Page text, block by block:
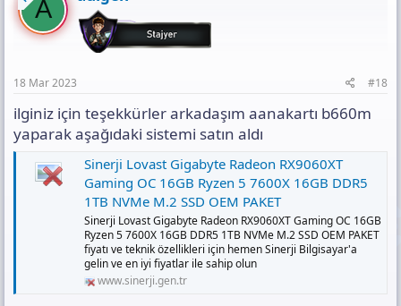
Anakart fiyatları için 6 taksit ve indirimleri kaçırma!
Gigabyte B450M K AMD AM4 DDR4 Micro ATX Anakart
özelliklerini incele, 1.899,00 TL'den başlayan fırsatları
yakala!
N3070EAGLE-8GD 256 Bit GDDR6 8 GB
Ekran Kartı Fiyatları, Özellikleri ve Yorumları
| En Ucuzu Akakçe
En ucuz Gigabyte RTX 3070 Eagle 8G GV-N3070EAGLE-
8GD 256 Bit GDDR6 8 GB Ekran Kartı fiyatları için 6
taksit ve indirimleri kaçırma! Gigabyte RTX 3070 Eagle
8G GV-N3070EAGLE-8GD 256 Bit GDDR6 8 GB Ekran
Kartı özelliklerini incele, 18.399,00 TL'den başlayan
fırsatları yakala!
www.akakce.com
A
18 Mar 2023 #18
ilginiz için teşekkürler arkadaşım aanakartı b660m
yaparak aşağıdaki sistemi satın aldı
Sinerji Lovast Gigabyte Radeon RX9060XT
Gaming OC 16GB Ryzen 5 7600X 16GB DDR5
1TB NVMe M.2 SSD OEM PAKET
Sinerji Lovast Gigabyte Radeon RX9060XT Gaming OC 16GB
Ryzen 5 7600X 16GB DDR5 1TB NVMe M.2 SSD OEM PAKET
fiyatı ve teknik özellikleri için hemen Sinerji Bilgisayar'a
gelin ve en iyi fiyatlar ile sahip olun
www.sinerji.gen.tr